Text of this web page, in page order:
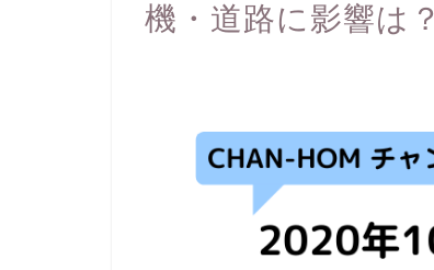
機・道路に影響は？